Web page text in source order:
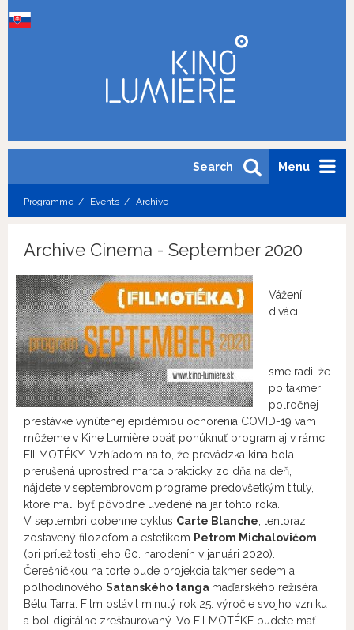
Menu
Search
Programme Events Archive
Archive Cinema - September 2020
Vážení
diváci,
sme radi, že
po takmer
polročnej
prestávke vynútenej epidémiou ochorenia COVID-19 vám
môžeme v Kine Lumière opäť ponúknuť program aj v rámci
FILMOTÉKY. Vzhľadom na to, že prevádzka kina bola
prerušená uprostred marca prakticky zo dňa na deň,
nájdete v septembrovom programe predovšetkým tituly,
ktoré mali byť pôvodne uvedené na jar tohto roka.
V septembri dobehne cyklus Carte Blanche , tentoraz
zostavený filozofom a estetikom Petrom Michalovičom
(pri príležitosti jeho 60. narodenín v januári 2020).
Čerešničkou na torte bude projekcia takmer sedem a
polhodinového Satanského tanga maďarského režiséra
Bélu Tarra. Film oslávil minulý rok 25. výročie svojho vzniku
a bol digitálne zreštaurovaný. Vo FILMOTÉKE budete mať